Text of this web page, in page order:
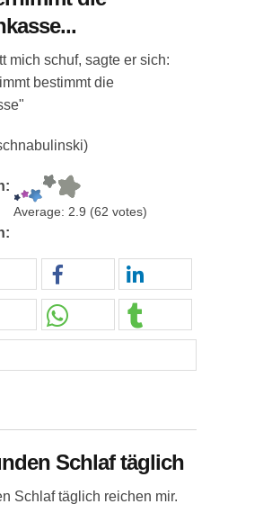
mich schuf, sagte er sich:
bestimmt die
Average: 2.9 (62 votes)
Schlaf täglich
Schlaf täglich reichen mir.